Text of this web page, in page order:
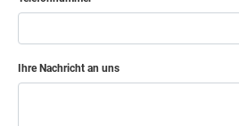
Ihre Nachricht an uns